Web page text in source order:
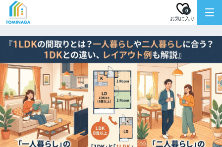
お気に入り
0